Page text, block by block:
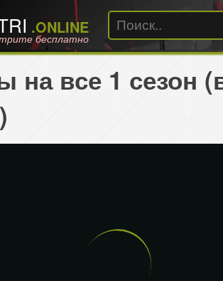
.ONLINE
бесплатно
на все 1 сезон